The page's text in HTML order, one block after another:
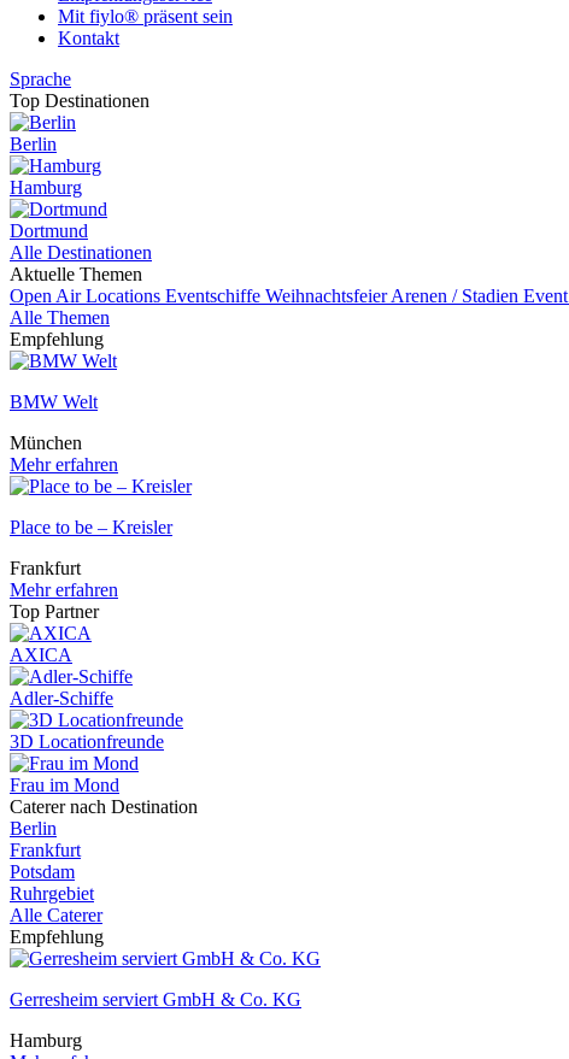
Mit fiylo® präsent sein
Kontakt
Sprache
Top Destinationen
Berlin
Hamburg
Dortmund
Alle Destinationen
Aktuelle Themen
Open Air Locations Eventschiffe WeihnachtsfeierArenen / Stadien Event
Alle Themen
Empfehlung
BMW Welt
München
Mehr erfahren
Place to be – Kreisler
Frankfurt
Mehr erfahren
Top Partner
AXICA
Adler-Schiffe
3D Locationfreunde
Frau im Mond
Caterer nach Destination
Berlin
Frankfurt
Potsdam
Ruhrgebiet
Alle Caterer
Empfehlung
Gerresheim serviert GmbH & Co. KG
Hamburg